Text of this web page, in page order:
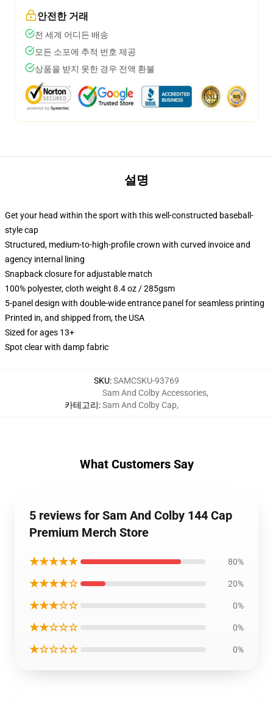
안전한 거래
전 세계 어디든 배송
모든 소포에 추적 번호 제공
상품을 받지 못한 경우 전액 환불
설명
Get your head within the sport with this well-constructed baseball-
style cap
Structured, medium-to-high-profile crown with curved invoice and
agency internal lining
Snapback closure for adjustable match
100% polyester, cloth weight 8.4 oz / 285gsm
5-panel design with double-wide entrance panel for seamless printing
Printed in, and shipped from, the USA
Sized for ages 13+
Spot clear with damp fabric
SKU:SAMCSKU-93769
카테고리:
Sam And Colby Accessories,
Sam And Colby Cap,
What Customers Say
5 reviews for Sam And Colby 144 Cap
Premium Merch Store
★★★★★ 80%
★★★★☆ 20%
★★★☆☆ 0%
★★☆☆☆ 0%
★☆☆☆☆ 0%